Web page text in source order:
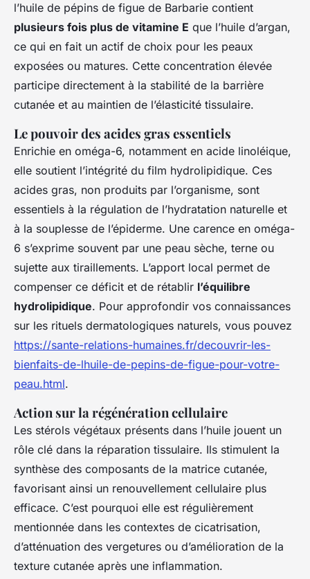
l’huile de pépins de figue de Barbarie contient
plusieurs fois plus de vitamine E que l’huile d’argan,
ce qui en fait un actif de choix pour les peaux
exposées ou matures. Cette concentration élevée
participe directement à la stabilité de la barrière
cutanée et au maintien de l’élasticité tissulaire.
Le pouvoir des acides gras essentiels
Enrichie en oméga-6, notamment en acide linoléique,
elle soutient l’intégrité du film hydrolipidique. Ces
acides gras, non produits par l’organisme, sont
essentiels à la régulation de l’hydratation naturelle et
à la souplesse de l’épiderme. Une carence en oméga-
6 s’exprime souvent par une peau sèche, terne ou
sujette aux tiraillements. L’apport local permet de
compenser ce déficit et de rétablir l’équilibre
hydrolipidique. Pour approfondir vos connaissances
sur les rituels dermatologiques naturels, vous pouvez
https://sante-relations-humaines.fr/decouvrir-les-
bienfaits-de-lhuile-de-pepins-de-figue-pour-votre-
peau.html.
Action sur la régénération cellulaire
Les stérols végétaux présents dans l’huile jouent un
rôle clé dans la réparation tissulaire. Ils stimulent la
synthèse des composants de la matrice cutanée,
favorisant ainsi un renouvellement cellulaire plus
efficace. C’est pourquoi elle est régulièrement
mentionnée dans les contextes de cicatrisation,
d’atténuation des vergetures ou d’amélioration de la
texture cutanée après une inflammation.